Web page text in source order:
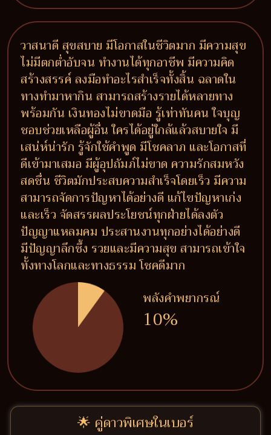
วาสนาดี สุขสบาย มีโอกาสในชีวิตมาก มีความสุข
ไม่มีตกต่ำอับจน ทำงานได้ทุกอาชีพ มีความคิด
สร้างสรรค์ ลงมือทำอะไรสำเร็จทั้งสิ้น ฉลาดใน
ทางทำมาหากิน สามารถสร้างรายได้หลายทาง
พร้อมกัน เงินทองไม่ขาดมือ รู้เท่าทันคน ใจบุญ
ชอบช่วยเหลือผู้อื่น ใครได้อยู่ใกล้แล้วสบายใจ มี
เสน่ห์น่ารัก รู้จักใช้คำพูด มีโชคลาภ และโอกาสที่
ดีเข้ามาเสมอ มีผู้อุปถัมภ์ไม่ขาด ความรักสมหวัง
สดชื่น ชีวิตมักประสบความสำเร็จโดยเร็ว มีความ
สามารถจัดการปัญหาได้อย่างดี แก้ไขปัญหาเก่ง
และเร็ว จัดสรรผลประโยชน์ทุกฝ่ายได้ลงตัว
ปัญญาแหลมคม ประสานงานทุกอย่างได้อย่างดี
มีปัญญาลึกซึ้ง รวยและมีความสุข สามารถเข้าใจ
ทั้งทางโลกและทางธรรม โชคดีมาก
พลังคำพยากรณ์
10%
🌟 คู่ดาวพิเศษในเบอร์